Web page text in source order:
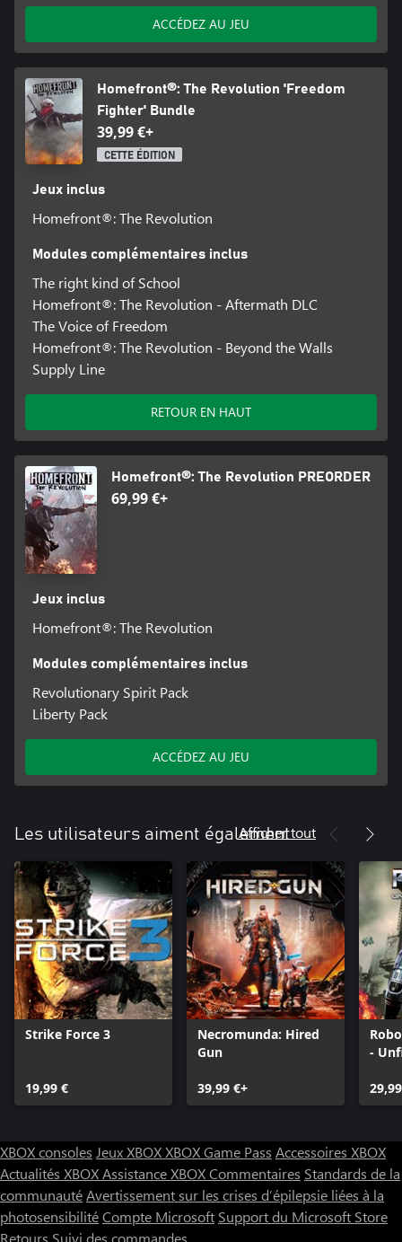
ACCÉDEZ AU JEU
Homefront®: The Revolution 'Freedom
Fighter' Bundle
39,99 €+
CETTE ÉDITION
Jeux inclus
Homefront®: The Revolution
Modules complémentaires inclus
The right kind of School
Homefront®: The Revolution - Aftermath DLC
The Voice of Freedom
Homefront®: The Revolution - Beyond the Walls
Supply Line
RETOUR EN HAUT
Homefront®: The Revolution PREORDER
69,99 €+
Jeux inclus
Homefront®: The Revolution
Modules complémentaires inclus
Revolutionary Spirit Pack
Liberty Pack
ACCÉDEZ AU JEU
Les utilisateurs aiment également
Afficher tout
Strike Force 3
19,99 €
Necromunda: Hired
Gun
39,99 €+
-
XBOX consoles Jeux XBOXXBOX Game Pass Accessoires XBOX
Actualités XBOXAssistance XBOXCommentaires Standards de la
communautéAvertissement sur les crises d’épilepsie liées à la
photosensibilitéCompte Microsoft Support du Microsoft Store
Retours Suivi des commandes